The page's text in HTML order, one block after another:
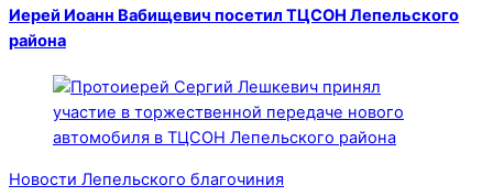
Иерей Иоанн Вабищевич посетил ТЦСОН Лепельского
района
Новости Лепельского благочиния